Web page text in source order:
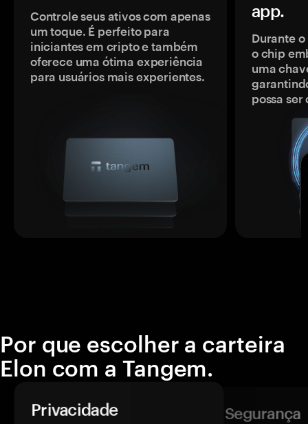
Controle seus ativos com apenas
um toque. É perfeito para
iniciantes em cripto e também
oferece uma ótima experiência
para usuários mais experientes.
app.
Durante
o chip
uma
possa
Por que escolher a carteira
Elon com a Tangem.
Privacidade Segurança